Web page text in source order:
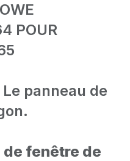
POUR
Le panneau de
de fenêtre de